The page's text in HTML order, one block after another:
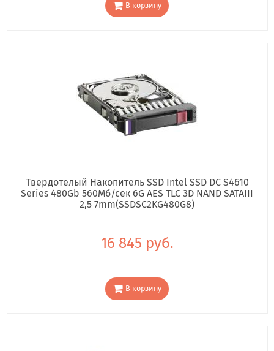
В корзину
Твердотелый Накопитель SSD Intel SSD DC S4610
Series 480Gb 560Мб/сек 6G AES TLC 3D NAND SATAIII
2,5 7mm(SSDSC2KG480G8)
16 845 руб.
В корзину